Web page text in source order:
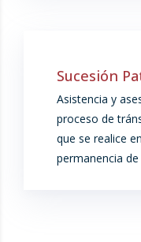
Sucesión
Asistencia y
proceso de
que se realice
permanencia